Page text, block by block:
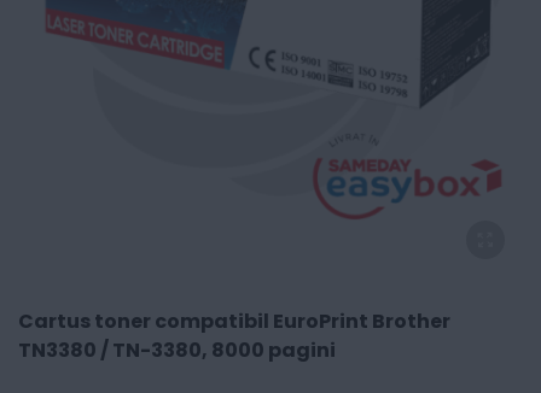
Cartus toner compatibil EuroPrint Brother
TN3380 / TN-3380, 8000 pagini